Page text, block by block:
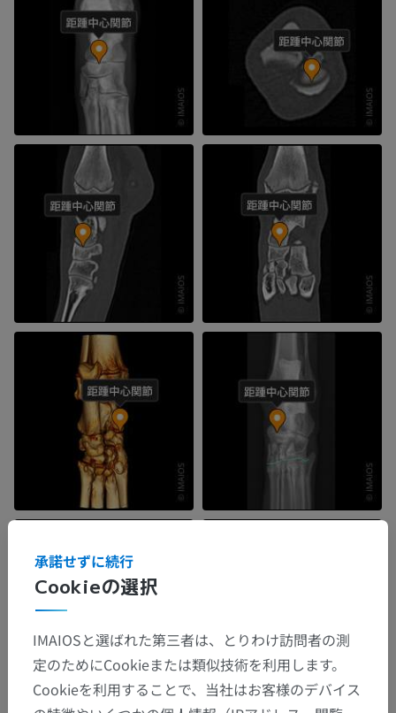
Cookieの選択
承諾せずに続行
IMAIOSと選ばれた第三者は、とりわけ訪問者の測
定のためにCookieまたは類似技術を利用します。
Cookieを利用することで、当社はお客様のデバイス